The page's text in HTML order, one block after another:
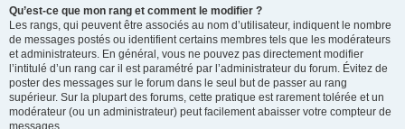
Qu’est-ce que mon rang et comment le modifier ?
Les rangs, qui peuvent être associés au nom d’utilisateur, indiquent le nombre
de messages postés ou identifient certains membres tels que les modérateurs
et administrateurs. En général, vous ne pouvez pas directement modifier
l’intitulé d’un rang car il est paramétré par l’administrateur du forum. Évitez de
poster des messages sur le forum dans le seul but de passer au rang
supérieur. Sur la plupart des forums, cette pratique est rarement tolérée et un
modérateur (ou un administrateur) peut facilement abaisser votre compteur de
messages.